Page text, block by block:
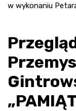
w wykonaniu